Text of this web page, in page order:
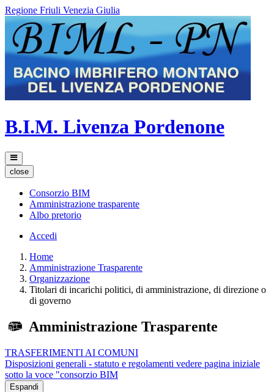
Regione Friuli Venezia Giulia
B.I.M. Livenza Pordenone
close
Consorzio BIM
Amministrazione trasparente
Albo pretorio
Accedi
Home
Amministrazione Trasparente
Organizzazione
Titolari di incarichi politici, di amministrazione, di direzione o
di governo
Amministrazione Trasparente
TRASFERIMENTI AI COMUNI
Disposizioni generali - statuto e regolamenti vedere pagina iniziale
sotto la voce "consorzio BIM
Espandi